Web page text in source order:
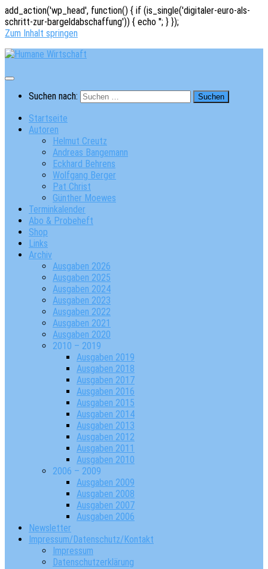
add_action('wp_head', function() { if (is_single('digitaler-euro-als-
schritt-zur-bargeldabschaffung')) { echo ''; } });
Zum Inhalt springen
Suchen nach:
Startseite
Autoren
Helmut Creutz
Andreas Bangemann
Eckhard Behrens
Wolfgang Berger
Pat Christ
Günther Moewes
Terminkalender
Abo & Probeheft
Shop
Links
Archiv
Ausgaben 2026
Ausgaben 2025
Ausgaben 2024
Ausgaben 2023
Ausgaben 2022
Ausgaben 2021
Ausgaben 2020
2010 – 2019
Ausgaben 2019
Ausgaben 2018
Ausgaben 2017
Ausgaben 2016
Ausgaben 2015
Ausgaben 2014
Ausgaben 2013
Ausgaben 2012
Ausgaben 2011
Ausgaben 2010
2006 – 2009
Ausgaben 2009
Ausgaben 2008
Ausgaben 2007
Ausgaben 2006
Newsletter
Impressum/Datenschutz/Kontakt
Impressum
Datenschutzerklärung